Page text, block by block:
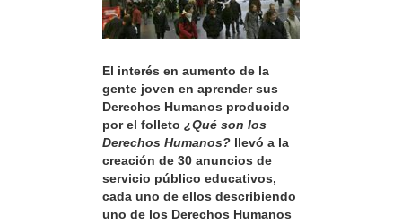
El interés en aumento de la
gente joven en aprender sus
Derechos Humanos producido
por el folleto ¿Qué son los
Derechos Humanos? llevó a la
creación de 30 anuncios de
servicio público educativos,
cada uno de ellos describiendo
uno de los Derechos Humanos